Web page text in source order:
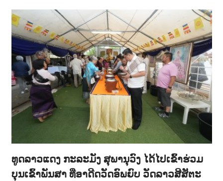
ທູດລາວແດງ ກະລະມັງ ສຸພານຸວົງ ໄດ້ໄປເຂົ້າຮ່ວມ
ບຸນເຂົ້າພັນສາ ທີ່ອາດີດວັດອົພຍົບ ວັດລາວສີສັຕະ